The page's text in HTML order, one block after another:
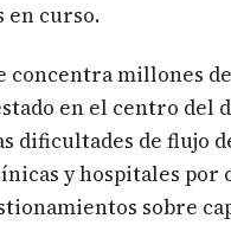
en curso.
concentra millones
en el centro del
dificultades de flujo
y hospitales por
sobre